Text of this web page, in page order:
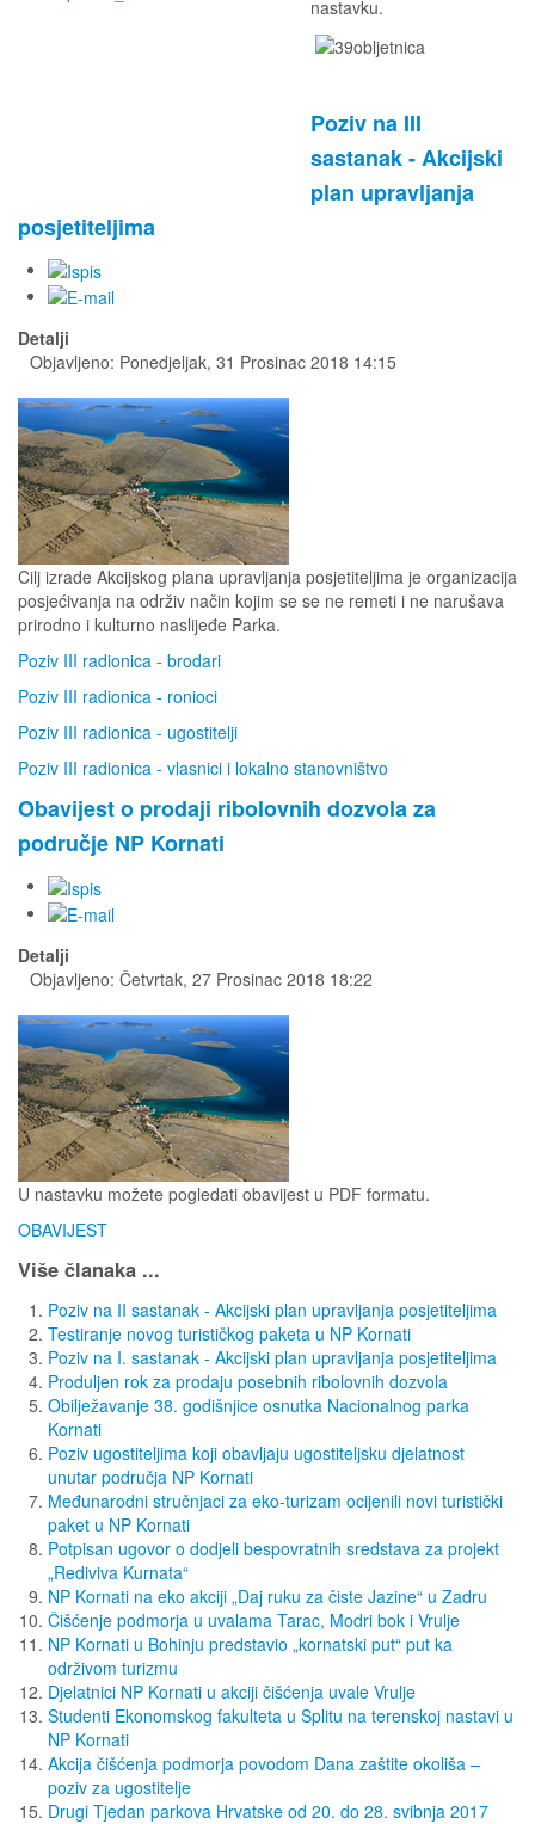
nastavku.
Poziv na III
sastanak - Akcijski
plan upravljanja
posjetiteljima
Detalji
Objavljeno: Ponedjeljak, 31 Prosinac 2018 14:15
Cilj izrade Akcijskog plana upravljanja posjetiteljima je organizacija
posjećivanja na održiv način kojim se se ne remeti i ne narušava
prirodno i kulturno naslijeđe Parka.
Poziv III radionica - brodari
Poziv III radionica - ronioci
Poziv III radionica - ugostitelji
Poziv III radionica - vlasnici i lokalno stanovništvo
Obavijest o prodaji ribolovnih dozvola za
područje NP Kornati
Detalji
Objavljeno: Četvrtak, 27 Prosinac 2018 18:22
U nastavku možete pogledati obavijest u PDF formatu.
OBAVIJEST
Više članaka ...
Poziv na II sastanak - Akcijski plan upravljanja posjetiteljima
Testiranje novog turističkog paketa u NP Kornati
Poziv na I. sastanak - Akcijski plan upravljanja posjetiteljima
Produljen rok za prodaju posebnih ribolovnih dozvola
Obilježavanje 38. godišnjice osnutka Nacionalnog parka
Kornati
Poziv ugostiteljima koji obavljaju ugostiteljsku djelatnost
unutar područja NP Kornati
Međunarodni stručnjaci za eko-turizam ocijenili novi turistički
paket u NP Kornati
Potpisan ugovor o dodjeli bespovratnih sredstava za projekt
„Rediviva Kurnata“
NP Kornati na eko akciji „Daj ruku za čiste Jazine“ u Zadru
Čišćenje podmorja u uvalama Tarac, Modri bok i Vrulje
NP Kornati u Bohinju predstavio „kornatski put“ put ka
održivom turizmu
Djelatnici NP Kornati u akciji čišćenja uvale Vrulje
Studenti Ekonomskog fakulteta u Splitu na terenskoj nastavi u
NP Kornati
Akcija čišćenja podmorja povodom Dana zaštite okoliša –
poziv za ugostitelje
Drugi Tjedan parkova Hrvatske od 20. do 28. svibnja 2017